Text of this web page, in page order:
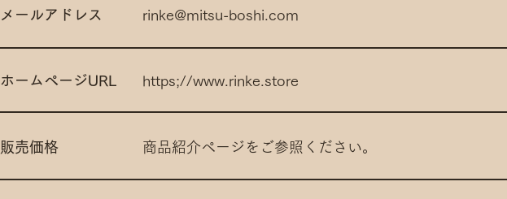
メールアドレス rinke@mitsu-boshi.com
​ホームページURL https;//www.rinke.store
​販売価格 商品紹介ページをご参照ください。